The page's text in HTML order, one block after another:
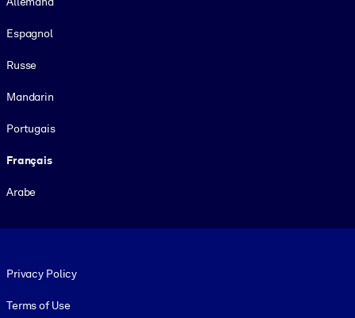
Espagnol
Russe
Mandarin
Portugais
Français
Arabe
Privacy Policy
Terms of Use